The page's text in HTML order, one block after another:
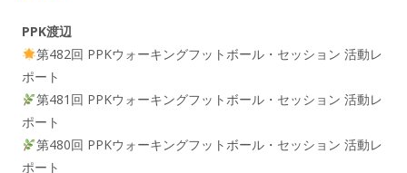
PPK渡辺
第482回 PPKウォーキングフットボール・セッション 活動レ
ポート
第481回 PPKウォーキングフットボール・セッション 活動レ
ポート
第480回 PPKウォーキングフットボール・セッション 活動レ
ポート